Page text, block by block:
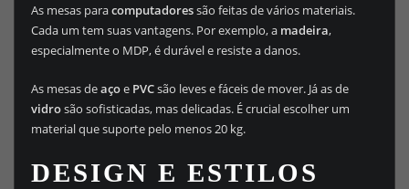
As mesas paracomputadoressão feitas de vários materiais.
Cada um tem suas vantagens. Por exemplo, a madeira,
especialmente o MDP, é durável e resiste a danos.
As mesas deaçoe PVCsão leves e fáceis de mover. Já as de
vidrosão sofisticadas, mas delicadas. É crucial escolher um
material que suporte pelo menos 20 kg.
DESIGN E ESTILOS